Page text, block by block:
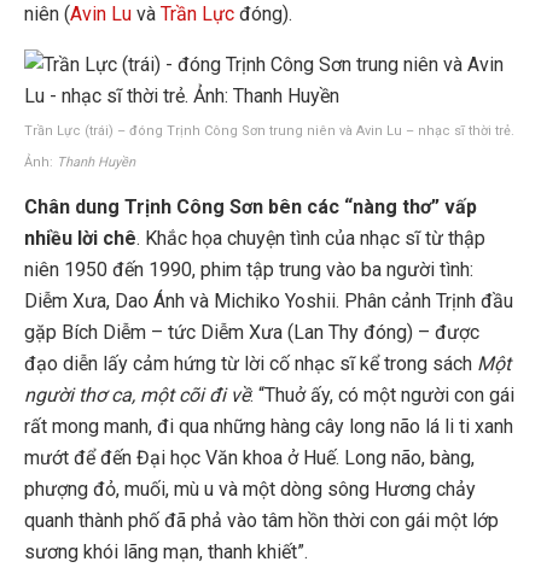
niên (Avin Lu và Trần Lực đóng).
Trần Lực (trái) – đóng Trịnh Công Sơn trung niên và Avin Lu – nhạc sĩ thời trẻ.
Ảnh: Thanh Huyền
Chân dung Trịnh Công Sơn bên các “nàng thơ” vấp
nhiều lời chê. Khắc họa chuyện tình của nhạc sĩ từ thập
niên 1950 đến 1990, phim tập trung vào ba người tình:
Diễm Xưa, Dao Ánh và Michiko Yoshii. Phân cảnh Trịnh đầu
gặp Bích Diễm – tức Diễm Xưa (Lan Thy đóng) – được
đạo diễn lấy cảm hứng từ lời cố nhạc sĩ kể trong sách Một
người thơ ca, một cõi đi về: “Thuở ấy, có một người con gái
rất mong manh, đi qua những hàng cây long não lá li ti xanh
mướt để đến Đại học Văn khoa ở Huế. Long não, bàng,
phượng đỏ, muối, mù u và một dòng sông Hương chảy
quanh thành phố đã phả vào tâm hồn thời con gái một lớp
sương khói lãng mạn, thanh khiết”.